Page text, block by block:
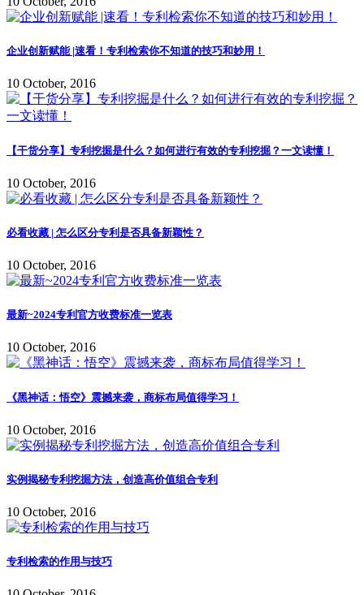
企业创新赋能 |速看！专利检索你不知道的技巧和妙用！
10 October, 2016
【干货分享】专利挖掘是什么？如何进行有效的专利挖掘？一文读懂！
10 October, 2016
必看收藏 | 怎么区分专利是否具备新颖性？
10 October, 2016
最新~2024专利官方收费标准一览表
10 October, 2016
《黑神话：悟空》震撼来袭，商标布局值得学习！
10 October, 2016
实例揭秘专利挖掘方法，创造高价值组合专利
10 October, 2016
专利检索的作用与技巧